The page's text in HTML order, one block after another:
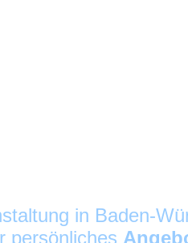
in Baden-
persönliches